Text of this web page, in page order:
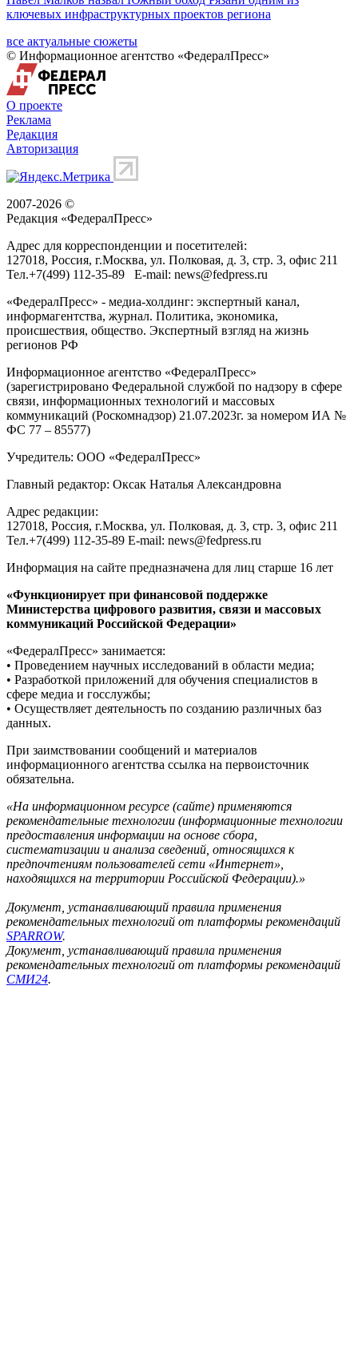
ключевых инфраструктурных проектов региона
все актуальные сюжеты
© Информационное агентство «ФедералПресс»
О проекте
Реклама
Редакция
Авторизация
2007-2026 ©
Редакция «ФедералПресс»
Адрес для корреспонденции и посетителей:
127018, Россия, г.Москва, ул. Полковая, д. 3, стр. 3, офис 211
Тел.+7(499) 112-35-89 E-mail: news@fedpress.ru
«ФедералПресс» - медиа-холдинг: экспертный канал,
информагентства, журнал. Политика, экономика,
происшествия, общество. Экспертный взгляд на жизнь
регионов РФ
Информационное агентство «ФедералПресс»
(зарегистрировано Федеральной службой по надзору в сфере
связи, информационных технологий и массовых
коммуникаций (Роскомнадзор) 21.07.2023г. за номером ИА №
ФС 77 – 85577)
Учредитель: ООО «ФедералПресс»
Главный редактор: Оксак Наталья Александровна
Адрес редакции:
127018, Россия, г.Москва, ул. Полковая, д. 3, стр. 3, офис 211
Тел.+7(499) 112-35-89 E-mail: news@fedpress.ru
Информация на сайте предназначена для лиц старше 16 лет
«Функционирует при финансовой поддержке
Министерства цифрового развития, связи и массовых
коммуникаций Российской Федерации»
«ФедералПресс» занимается:
• Проведением научных исследований в области медиа;
• Разработкой приложений для обучения специалистов в
сфере медиа и госслужбы;
• Осуществляет деятельность по созданию различных баз
данных.
При заимствовании сообщений и материалов
информационного агентства ссылка на первоисточник
обязательна.
«На информационном ресурсе (сайте) применяются
рекомендательные технологии (информационные технологии
предоставления информации на основе сбора,
систематизации и анализа сведений, относящихся к
предпочтениям пользователей сети «Интернет»,
находящихся на территории Российской Федерации).»
Документ, устанавливающий правила применения
рекомендательных технологий от платформы рекомендаций
SPARROW.
Документ, устанавливающий правила применения
рекомендательных технологий от платформы рекомендаций
СМИ24.